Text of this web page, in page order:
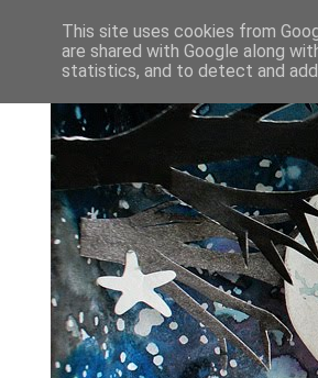
This site uses cookies from
are shared with Google along
statistics, and to detect and